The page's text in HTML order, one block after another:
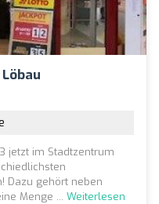
jetzt im Stadtzentrum
Dazu gehört neben
Menge ... Weiterlesen